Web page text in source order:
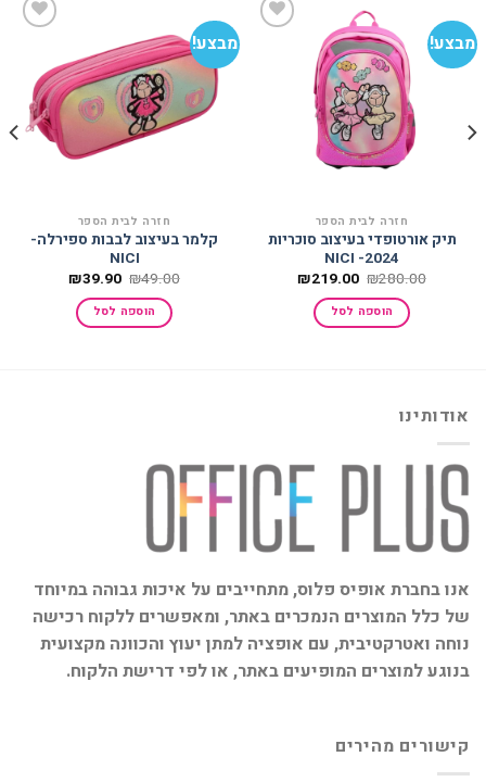
מבצע!
חזרה לבית הספר
תיק אורטופדי בעיצוב סוכריות
2024- NICI
₪280.00 המחיר
היה:
₪280.00.
₪219.00 המחיר
הוספה לסל
מבצע!
הוסף
למועדפים
חזרה לבית הספר
קלמר בעיצוב לבבות ספירלה-
NICI
₪49.00 המחיר
היה:
₪49.00.
₪39.90 המחיר
הוא:
₪39.90. הוספה לסל
אודותינו
אנו בחברת אופיס פלוס, מתחייבים על איכות גבוהה במיוחד
של כלל המוצרים הנמכרים באתר, ומאפשרים ללקוח רכישה
נוחה ואטרקטיבית, עם אופציה למתן יעוץ והכוונה מקצועית
בנוגע למוצרים המופיעים באתר, או לפי דרישת הלקוח.
קישורים מהירים